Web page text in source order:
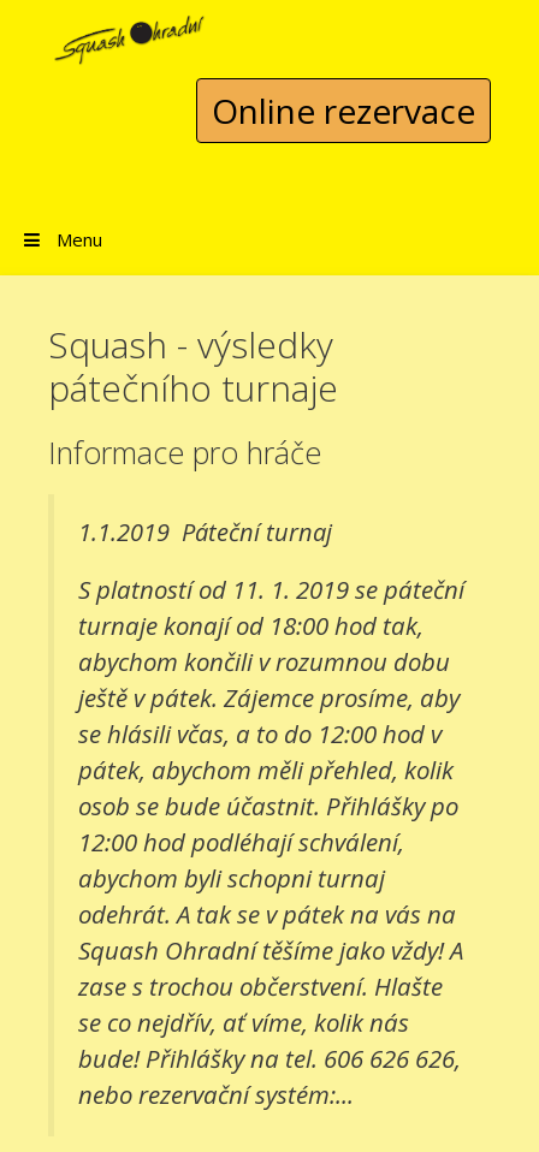
Přeskočit na obsah
Online rezervace
Menu
Squash - výsledky
pátečního turnaje
Informace pro hráče
1.1.2019 Páteční turnaj
S platností od 11. 1. 2019 se páteční
turnaje konají od 18:00 hod tak,
abychom končili v rozumnou dobu
ještě v pátek. Zájemce prosíme, aby
se hlásili včas, a to do 12:00 hod v
pátek, abychom měli přehled, kolik
osob se bude účastnit. Přihlášky po
12:00 hod podléhají schválení,
abychom byli schopni turnaj
odehrát. A tak se v pátek na vás na
Squash Ohradní těšíme jako vždy! A
zase s trochou občerstvení. Hlašte
se co nejdřív, ať víme, kolik nás
bude! Přihlášky na tel. 606 626 626,
nebo rezervační systém:...